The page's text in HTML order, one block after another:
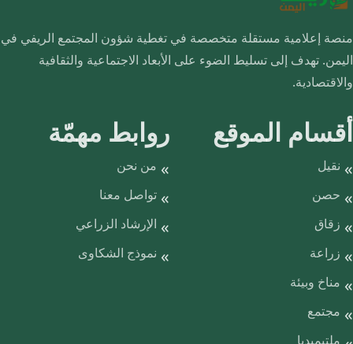
منصة إعلامية مستقلة متخصصة في تغطية شؤون المجتمع الريفي في
اليمن. تهدف إلى تسليط الضوء على الأبعاد الاجتماعية والثقافية
والاقتصادية.
أقسام الموقع
نقيل
حصن
زقاق
زراعة
مناخ وبيئة
مجتمع
ملتيميديا
روابط مهمّة
من نحن
تواصل معنا
الإرشاد الزراعي
نموذج الشكاوى